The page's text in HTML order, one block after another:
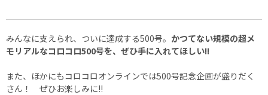
みんなに支えられ、ついに達成する500号。 かつてない規模の超メ
モリアルなコロコロ500号を、ぜひ手に入れてほしい!!
また、ほかにもコロコロオンラインでは500号記念企画が盛りだく
さん！ ぜひお楽しみに!!